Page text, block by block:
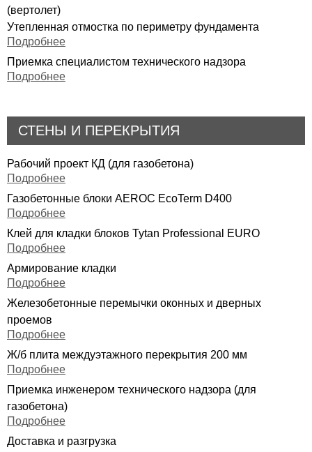
(вертолет)
Утепленная отмостка по периметру фундамента
Подробнее
Приемка специалистом технического надзора
Подробнее
СТЕНЫ И ПЕРЕКРЫТИЯ
Рабочий проект КД (для газобетона)
Подробнее
Газобетонные блоки AEROC EcoTerm D400
Подробнее
Клей для кладки блоков Tytan Professional EURО
Подробнее
Армирование кладки
Подробнее
Железобетонные перемычки оконных и дверных
проемов
Подробнее
Ж/б плита междуэтажного перекрытия 200 мм
Подробнее
Приемка инженером технического надзора (для
газобетона)
Подробнее
Доставка и разгрузка